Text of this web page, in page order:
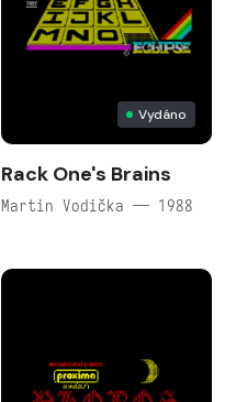
Vydáno
Rack One's Brains
Martin Vodička — 1988